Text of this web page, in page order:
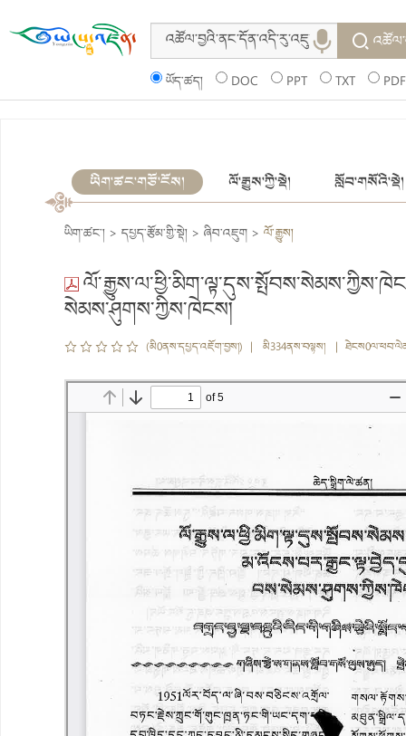
ཡོད་ཚད། DOC PPT TXT PDF
ཡིག་ཚང་གཙོ་ངོས། ལོ་རྒྱུས་ཀྱི་སྡེ། སློབ་གསོའི་སྡེ།
ཡིག་ཚང་། > དཔྱད་རྩོམ་གྱི་སྡེ། > ཞིབ་འཇུག > ལོ་རྒྱུས།
སེམས་ཤུགས་ཀྱིས་ཁེངས།
(མི0ནས་དཔྱད་འཇོག་བྱས།) | མི334ནས་བལྟས། |